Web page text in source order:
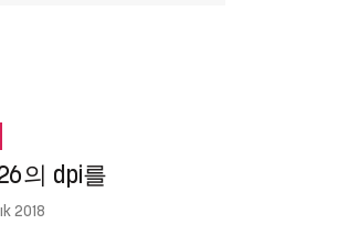
의 dpi를
2018